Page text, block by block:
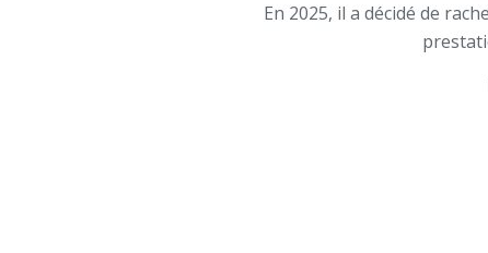
En 2025, il a décidé de
Le